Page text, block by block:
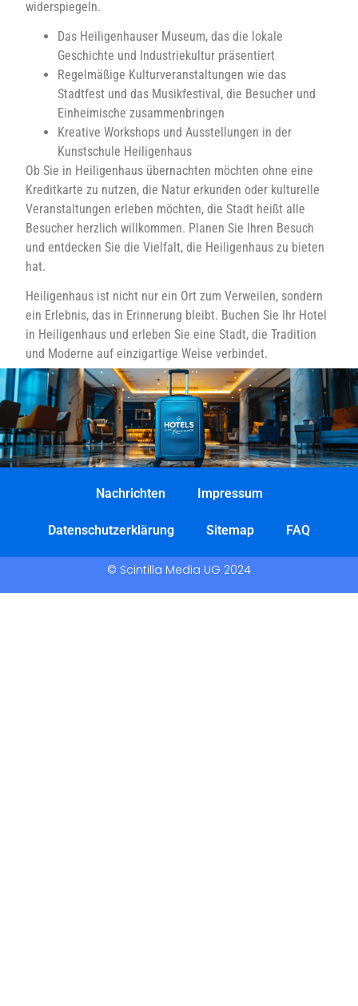
widerspiegeln.
Das Heiligenhauser Museum, das die lokale
Geschichte und Industriekultur präsentiert
Regelmäßige Kulturveranstaltungen wie das
Stadtfest und das Musikfestival, die Besucher und
Einheimische zusammenbringen
Kreative Workshops und Ausstellungen in der
Kunstschule Heiligenhaus
Ob Sie in Heiligenhaus übernachten möchten ohne eine
Kreditkarte zu nutzen, die Natur erkunden oder kulturelle
Veranstaltungen erleben möchten, die Stadt heißt alle
Besucher herzlich willkommen. Planen Sie Ihren Besuch
und entdecken Sie die Vielfalt, die Heiligenhaus zu bieten
hat.
Heiligenhaus ist nicht nur ein Ort zum Verweilen, sondern
ein Erlebnis, das in Erinnerung bleibt. Buchen Sie Ihr Hotel
in Heiligenhaus und erleben Sie eine Stadt, die Tradition
und Moderne auf einzigartige Weise verbindet.
Nachrichten Impressum
Datenschutzerklärung Sitemap FAQ
© Scintilla Media UG 2024